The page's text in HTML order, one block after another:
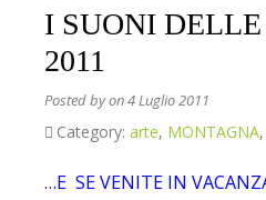
I SUONI
2011
Posted byon 4 Luglio 2011
Category: arte, MONTAGNA,
…E SE VENITE IN